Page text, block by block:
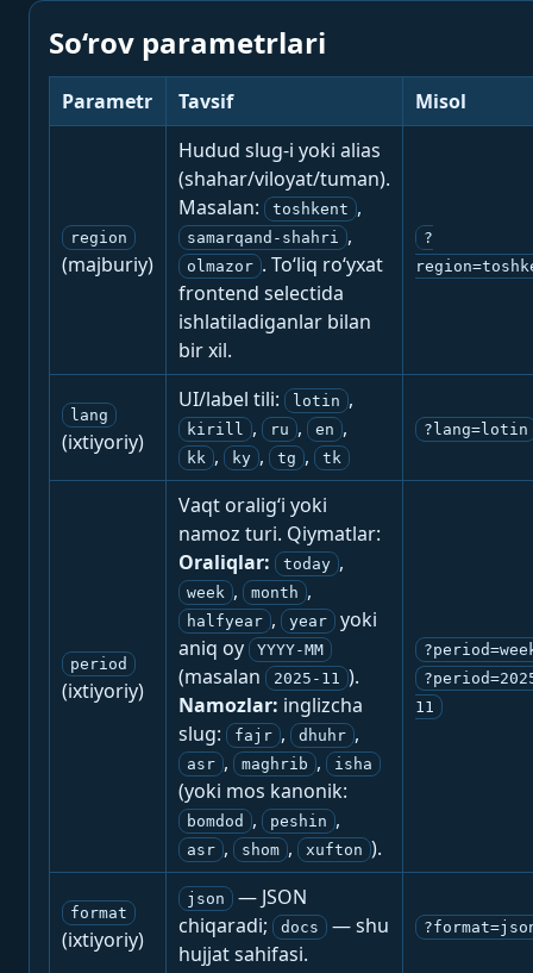
So‘rov parametrlari
Parametr Tavsif Misol
region
(majburiy)
Hudud slug-i yoki alias
(shahar/viloyat/tuman).
Masalan:
toshkent ,
samarqand-shahri ,
olmazor . To‘liq ro‘yxat
frontend selectida
ishlatiladiganlar bilan
bir xil.
?
lang
(ixtiyoriy)
UI/label tili: lotin ,
kirill , ru , en ,
kk , ky , tg , tk
?lang=lotin
period
(ixtiyoriy)
Vaqt oralig‘i yoki
namoz turi. Qiymatlar:
Oraliqlar:
today ,
week , month ,
halfyear , year
yoki
aniq oy
YYYY-MM
(masalan 2025-11 ).
Namozlar: inglizcha
slug:
fajr , dhuhr ,
asr , maghrib , isha
(yoki mos kanonik:
bomdod , peshin ,
asr , shom , xufton ).
11
format
(ixtiyoriy)
json
— JSON
chiqaradi;
docs
— shu
hujjat sahifasi.